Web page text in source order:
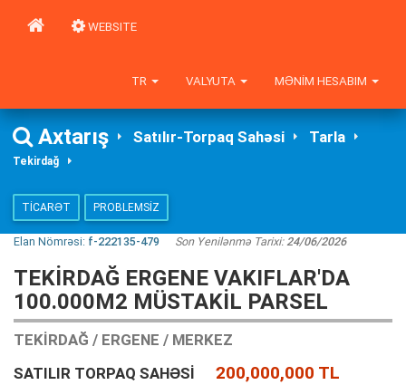
WEBSITE
MƏNIM HESABIM
VALYUTA
TR
Axtarış Satılır-Torpaq Sahəsi Tarla
Tekirdağ
TICARƏT PROBLEMSIZ
Elan Nömrəsi: f-222135-479 Son Yenilənmə Tarixi:24/06/2026
TEKIRDAĞ ERGENE VAKIFLAR'DA
100.000M2 MÜSTAKIL PARSEL
TEKIRDAĞ / ERGENE / MERKEZ
SATILIR TORPAQ SAHƏSI
200,000,000 TL